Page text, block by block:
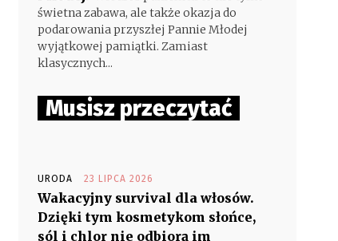
świetna zabawa, ale także okazja do
podarowania przyszłej Pannie Młodej
wyjątkowej pamiątki. Zamiast
klasycznych...
Musisz przeczytać
URODA 23 LIPCA 2026
Wakacyjny survival dla włosów.
Dzięki tym kosmetykom słońce,
sól i chlor nie odbiorą im